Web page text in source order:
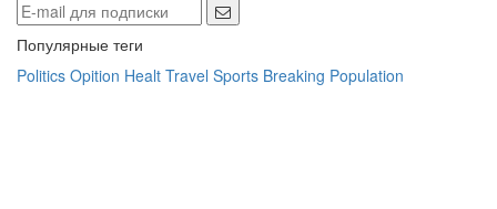
Популярные теги
Politics Opition Healt Travel Sports Breaking Population